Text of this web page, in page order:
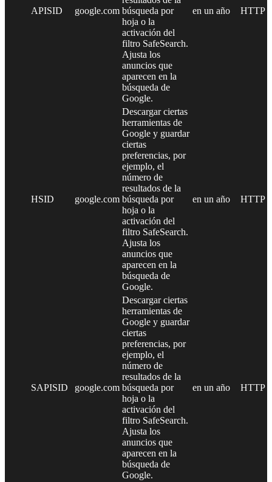
APISID google.com búsqueda por
hoja o la
activación del
filtro SafeSearch.
Ajusta los
anuncios que
aparecen en la
búsqueda de
Google.
en un año HTTP
HSID google.com
Descargar ciertas
herramientas de
Google y guardar
ciertas
preferencias, por
ejemplo, el
número de
resultados de la
búsqueda por
hoja o la
activación del
filtro SafeSearch.
Ajusta los
anuncios que
aparecen en la
búsqueda de
Google.
en un año HTTP
SAPISID google.com
Descargar ciertas
herramientas de
Google y guardar
ciertas
preferencias, por
ejemplo, el
número de
resultados de la
búsqueda por
hoja o la
activación del
filtro SafeSearch.
Ajusta los
anuncios que
aparecen en la
búsqueda de
Google.
en un año HTTP